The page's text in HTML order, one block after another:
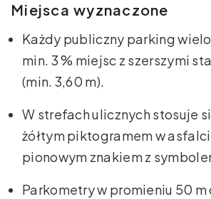
Miejsca wyznaczone
Każdy publiczny parking
min. 3 % miejsc z szerszymi
(min. 3,60 m).
W strefach ulicznych stosuje
żółtym piktogramem w
pionowym znakiem z
Parkometry w promieniu 50 m